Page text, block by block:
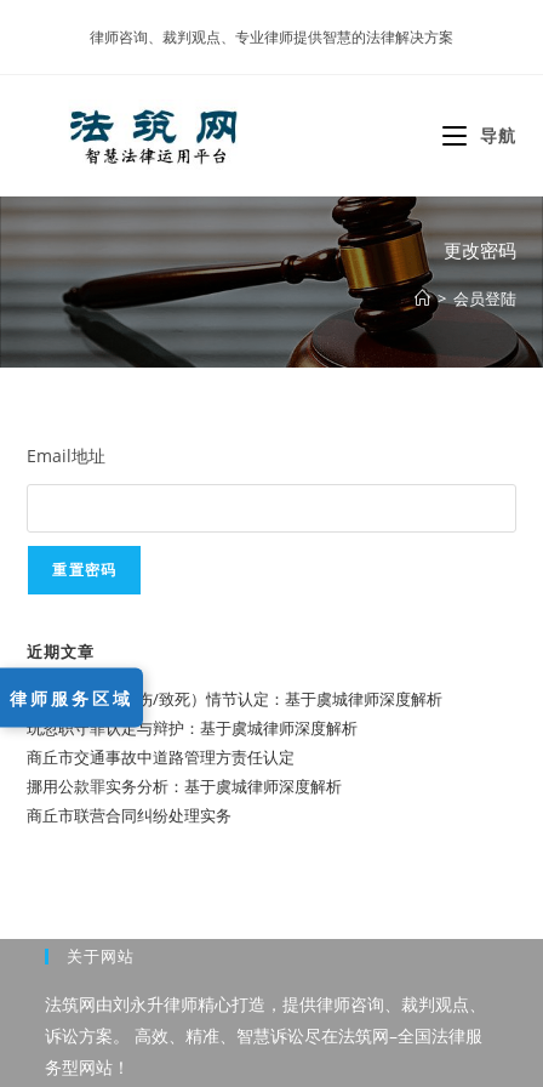
律师咨询、裁判观点、专业律师提供智慧的法律解决方案
导航
更改密码
> 会员登陆
Email地址
近期文章
故意伤害罪（重伤/致死）情节认定：基于虞城律师深度解析
玩忽职守罪认定与辩护：基于虞城律师深度解析
商丘市交通事故中道路管理方责任认定
挪用公款罪实务分析：基于虞城律师深度解析
商丘市联营合同纠纷处理实务
关于网站
法筑网由刘永升律师精心打造，提供律师咨询、裁判观点、
诉讼方案。 高效、精准、智慧诉讼尽在法筑网–全国法律服
务型网站！
律师服务区域